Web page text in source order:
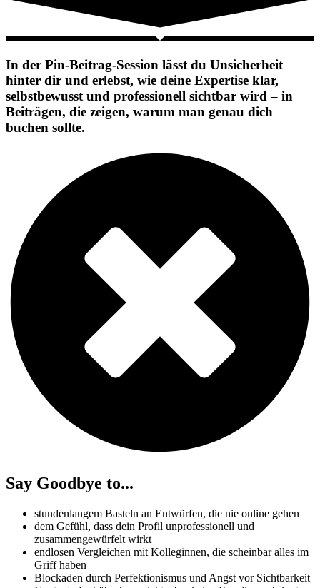
In der Pin-Beitrag-Session lässt du Unsicherheit
hinter dir und erlebst, wie deine Expertise klar,
selbstbewusst und professionell sichtbar wird – in
Beiträgen, die zeigen, warum man genau dich
buchen sollte.
Say Goodbye to...
stundenlangem Basteln an Entwürfen, die nie online gehen
dem Gefühl, dass dein Profil unprofessionell und
zusammengewürfelt wirkt
endlosen Vergleichen mit Kolleginnen, die scheinbar alles im
Griff haben
Blockaden durch Perfektionismus und Angst vor Sichtbarkeit